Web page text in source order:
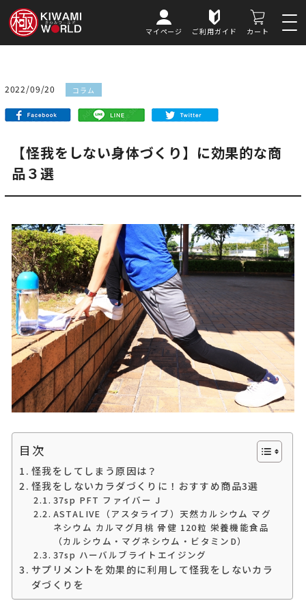
マイページ ご利用ガイド カート
2022/09/20 コラム
【怪我をしない身体づくり】に効果的な商
品３選
目次
怪我をしてしまう原因は？
怪我をしないカラダづくりに！おすすめ商品3選
37sp PFT ファイバー J
ASTALIVE（アスタライブ）天然カルシウム マグ
ネシウム カルマグ月桃 骨健 120粒 栄養機能食品
（カルシウム・マグネシウム・ビタミンD）
37sp ハーバルブライトエイジング
サプリメントを効果的に利用して怪我をしないカラ
ダづくりを